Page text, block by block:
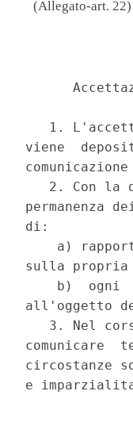
(Allegato-art. 22)
1.
viene
2. Con la
di:
a)
sulla
b)  ogni
all'oggetto
3. Nel
comunicare
circostanze
e